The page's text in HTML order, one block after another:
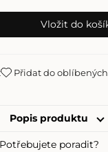
Přidat do oblíbených
Popis produktu
Potřebujete poradit?